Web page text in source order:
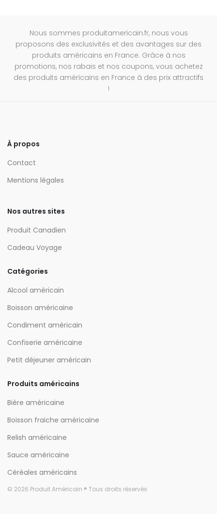
Nous sommes produitamericain.fr, nous vous
proposons des exclusivités et des avantages sur des
produits américains en France. Grâce à nos
promotions, nos rabais et nos coupons, vous achetez
des produits américains en France à des prix attractifs
!
À propos
Contact
Mentions légales
Nos autres sites
Produit Canadien
Cadeau Voyage
Catégories
Alcool américain
Boisson américaine
Condiment américain
Confiserie américaine
Petit déjeuner américain
Produits américains
Bière américaine
Boisson fraiche américaine
Relish américaine
Sauce américaine
Céréales américains
© 2026 Produit Américain ® Tous droits réservés